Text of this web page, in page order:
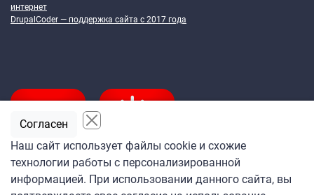
интернет
DrupalCoder — поддержка сайта c 2017 года
Подпишитесь
на ежедневную рассылку
Наш сайт использует файлы cookie и схожие
технологии работы с персонализированной
информацией. При использовании данного сайта, вы
Согласен